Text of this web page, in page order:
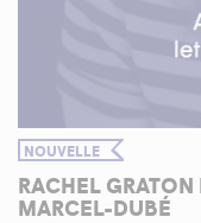
NOUVELLE
RACHEL
MARCEL-DUBÉ